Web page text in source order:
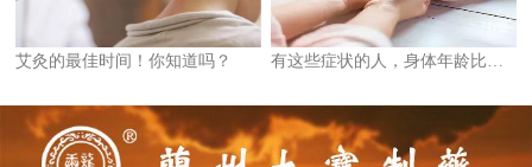
艾灸的最佳时间！你知道吗？